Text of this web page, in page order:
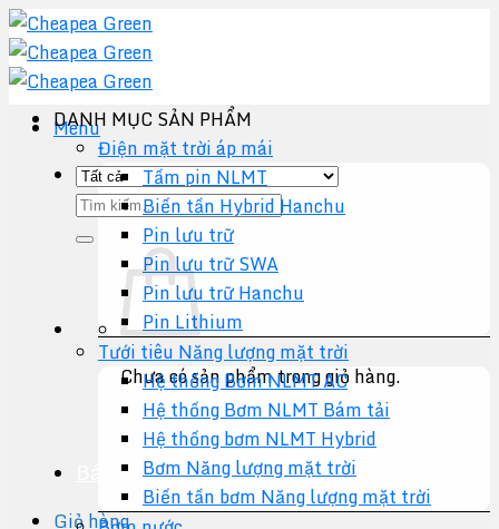
Chuyển
đến
nội
dung
Menu
Tìm
kiếm:
Chưa có sản phẩm trong giỏ hàng.
Quay trở lại cửa hàng
Báo giá +
Giỏ hàng
DANH MỤC SẢN PHẨM
Điện mặt trời áp mái
Tấm pin NLMT
Biến tần Hybrid Hanchu
Pin lưu trữ
Pin lưu trữ SWA
Pin lưu trữ Hanchu
Pin Lithium
Tưới tiêu Năng lượng mặt trời
Hệ thống Bơm NLMT AC
Hệ thống Bơm NLMT Bám tải
Hệ thống bơm NLMT Hybrid
Bơm Năng lượng mặt trời
Biến tần bơm Năng lượng mặt trời